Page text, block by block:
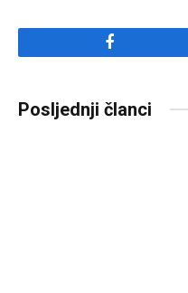
Facebook
Posljednji članci